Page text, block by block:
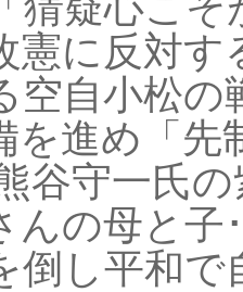
憲に反対
空自小松
を進め「
谷守一氏
んの母と子
倒し平和